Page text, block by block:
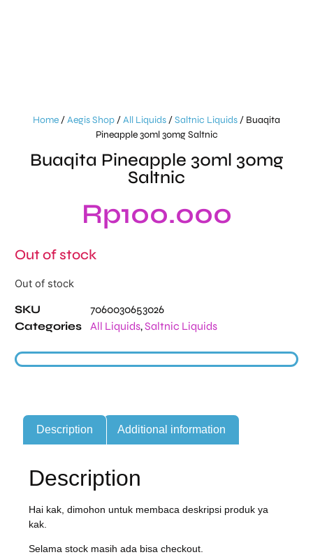
Home /Aegis Shop /All Liquids /Saltnic Liquids / Buaqita
Pineapple 30ml 30mg Saltnic
Buaqita Pineapple 30ml 30mg
Saltnic
Rp100.000
Out of stock
Out of stock
SKU
7060030653026
Categories
All Liquids,Saltnic Liquids
Description Additional information
Description
Hai kak, dimohon untuk membaca deskripsi produk ya
kak.
Selama stock masih ada bisa checkout.